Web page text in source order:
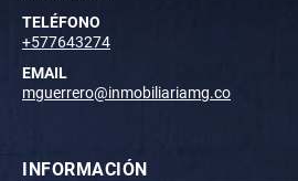
TELÉFONO
+577643274
EMAIL
mguerrero@inmobiliariamg.co
INFORMACIÓN